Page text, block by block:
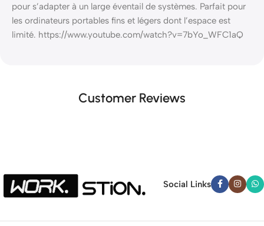
pour s’adapter à un large éventail de systèmes. Parfait pour
les ordinateurs portables fins et légers dont l’espace est
limité. https://www.youtube.com/watch?v=7bYo_WFC1aQ
Customer Reviews
Social Links